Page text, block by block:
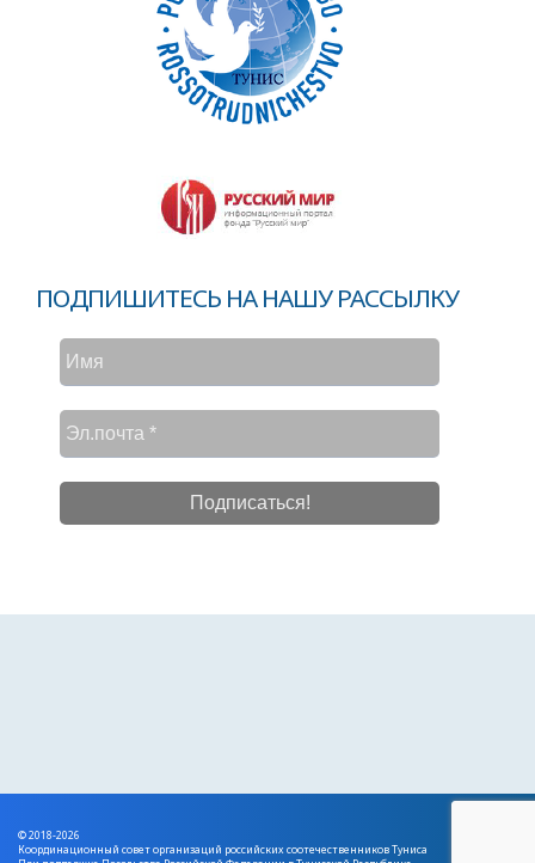
ПОДПИШИТЕСЬ НА НАШУ РАССЫЛКУ
© 2018-2026
Координационный совет организаций российских соотечественников Туниса